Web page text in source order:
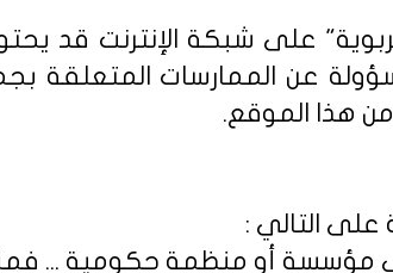
على شبكة الإنترنت
عن الممارسات المتعلقة
من هذا الموقع.
على التالي :